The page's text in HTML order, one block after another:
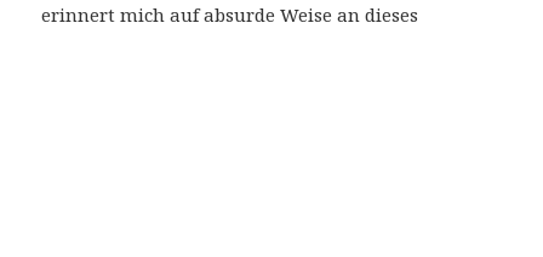
erinnert mich auf absurde Weise an dieses